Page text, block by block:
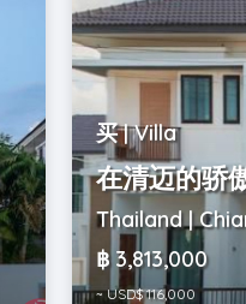
买 | Villa
在清迈的骄
Thailand |
฿ 3,813,000
~ USD$ 116,000